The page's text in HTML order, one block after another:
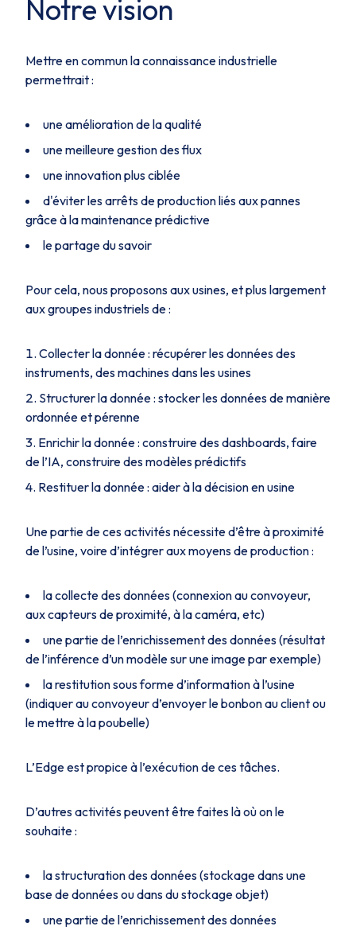
Notre vision
Mettre en commun la connaissance industrielle
permettrait :
une amélioration de la qualité
une meilleure gestion des flux
une innovation plus ciblée
d'éviter les arrêts de production liés aux pannes
grâce à la maintenance prédictive
le partage du savoir
Pour cela, nous proposons aux usines, et plus largement
aux groupes industriels de :
Collecter la donnée : récupérer les données des
instruments, des machines dans les usines
Structurer la donnée : stocker les données de manière
ordonnée et pérenne
Enrichir la donnée : construire des dashboards, faire
de l’IA, construire des modèles prédictifs
Restituer la donnée : aider à la décision en usine
Une partie de ces activités nécessite d’être à proximité
de l’usine, voire d’intégrer aux moyens de production :
la collecte des données (connexion au convoyeur,
aux capteurs de proximité, à la caméra, etc)
une partie de l’enrichissement des données (résultat
de l’inférence d’un modèle sur une image par exemple)
la restitution sous forme d’information à l’usine
(indiquer au convoyeur d’envoyer le bonbon au client ou
le mettre à la poubelle)
L’Edge est propice à l’exécution de ces tâches.
D’autres activités peuvent être faites là où on le
souhaite :
la structuration des données (stockage dans une
base de données ou dans du stockage objet)
une partie de l’enrichissement des données